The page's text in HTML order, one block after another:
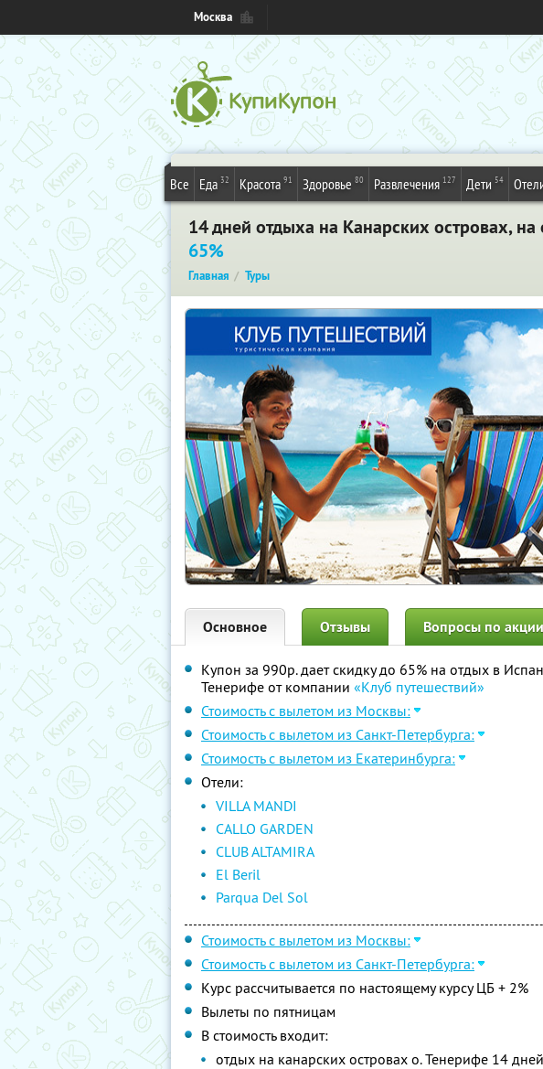
Москва
Все Еда 32 Красота 91 Здоровье 80 Развлечения 127 Дети 54
14 дней отдыха на Канарских островах,
65%
Главная Туры
Основное Отзывы Вопросы по акции
Купон за 990р. дает скидку до 65% на отдых в
Тенерифе от компании «Клуб путешествий»
Стоимость с вылетом из Москвы:
Стоимость с вылетом из Санкт-Петербурга:
Стоимость с вылетом из Екатеринбурга:
Отели:
VILLA MANDI
CALLO GARDEN
CLUB ALTAMIRA
El Beril
Parqua Del Sol
Стоимость с вылетом из Москвы:
Стоимость с вылетом из Санкт-Петербурга:
Курс рассчитывается по настоящему курсу ЦБ + 2%
Вылеты по пятницам
В стоимость входит:
отдых на канарских островах о. Тенерифе 14 дней